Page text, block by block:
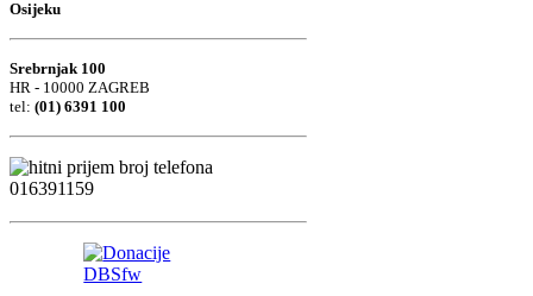
Osijeku
Srebrnjak 100
HR - 10000 ZAGREB
tel: (01) 6391 100